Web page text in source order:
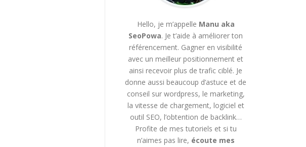
Hello, je m’appelle Manu aka
SeoPowa. Je t’aide à améliorer ton
référencement. Gagner en visibilité
avec un meilleur positionnement et
ainsi recevoir plus de trafic ciblé. Je
donne aussi beaucoup d’astuce et de
conseil sur wordpress, le marketing,
la vitesse de chargement, logiciel et
outil SEO, l’obtention de backlink…
Profite de mes tutoriels et si tu
n’aimes pas lire, écoute mes